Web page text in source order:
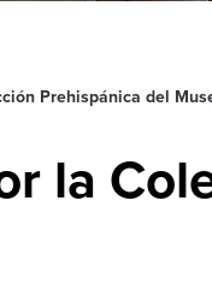
Prehispánica del
la